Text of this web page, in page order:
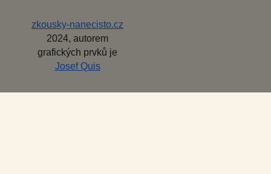
zkousky-nanecisto.cz
2024, autorem
grafických prvků je
Josef Quis